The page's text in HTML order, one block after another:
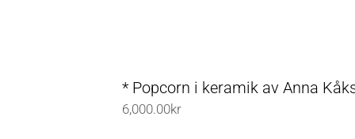
produktsidan
* Popcorn i keramik av Anna
6,000.00kr